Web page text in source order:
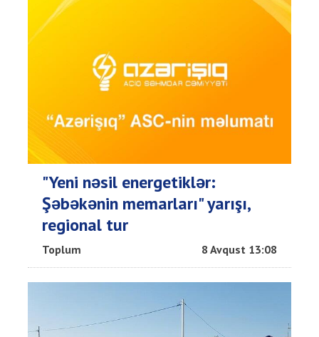
"Yeni nəsil energetiklər:
Şəbəkənin memarları" yarışı,
regional tur
Toplum 8 Avqust 13:08